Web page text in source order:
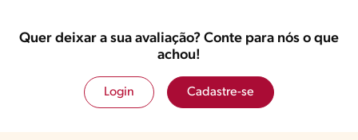
Quer deixar a sua avaliação? Conte para nós o que
achou!
Login Cadastre-se